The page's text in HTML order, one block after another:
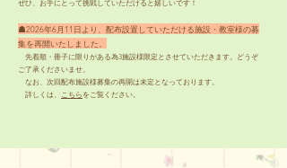
ぜひ、お手にとって挑戦していただけると嬉しいです！​
☗2026年6月11日より、配布設置していただける施設・教室様の募
集を再開いたしました。
先着順・冊子に限りがある為3施設様限定とさせていただきます。どうぞ
ご了承くださいませ。
なお、次回配布施設様募集の再開は未定となっております。
​ 詳しくは、
こちら をご覧ください。